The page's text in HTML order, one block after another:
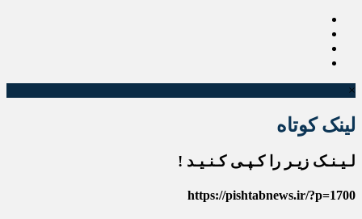
×
لینک کوتاه
لـیـنـک زیـر را کـپـی کـنـیـد !
https://pishtabnews.ir/?p=1700